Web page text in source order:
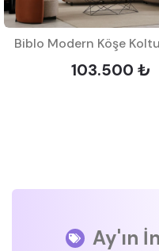
Biblo Modern Köşe
103.500 ₺
Ay'ın